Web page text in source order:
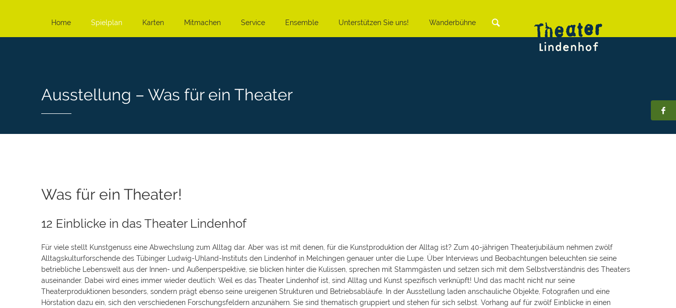
Home Spielplan Karten Mitmachen Service Ensemble Unterstützen Sie uns! Wanderbühne
Ausstellung – Was für ein Theater
Was für ein Theater!
12 Einblicke in das Theater Lindenhof
Für viele stellt Kunstgenuss eine Abwechslung zum Alltag dar. Aber was ist mit denen, für die Kunstproduktion der Alltag ist? Zum 40-jährigen Theaterjubiläum nehmen zwölf
Alltagskulturforschende des Tübinger Ludwig-Uhland-Instituts den Lindenhof in Melchingen genauer unter die Lupe. Über Interviews und Beobachtungen beleuchten sie seine
betriebliche Lebenswelt aus der Innen- und Außenperspektive, sie blicken hinter die Kulissen, sprechen mit Stammgästen und setzen sich mit dem Selbstverständnis des Theaters
auseinander. Dabei wird eines immer wieder deutlich: Weil es das Theater Lindenhof ist, sind Alltag und Kunst spezifisch verknüpft! Und das macht nicht nur seine
Theaterproduktionen besonders, sondern prägt ebenso seine ureigenen Strukturen und Betriebsabläufe. In der Ausstellung laden anschauliche Objekte, Fotografien und eine
Hörstation dazu ein, sich den verschiedenen Forschungsfeldern anzunähern. Sie sind thematisch gruppiert und stehen für sich selbst. Vorhang auf für zwölf Einblicke in einen